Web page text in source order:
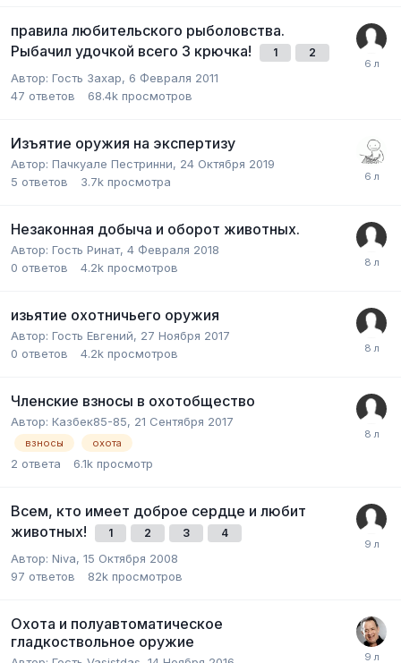
правила любительского рыболовства.
Рыбачил удочкой всего 3 крючка!
1 2
Автор: Гость Захар, 6 Февраля 2011
47 ответов 68.4k просмотров
Изъятие оружия на экспертизу
Автор: Пачкуале Пестринни, 24 Октября 2019
5 ответов 3.7k просмотра
Незаконная добыча и оборот животных.
Автор: Гость Ринат, 4 Февраля 2018
0 ответов 4.2k просмотров
изьятие охотничьего оружия
Автор: Гость Евгений, 27 Ноября 2017
0 ответов 4.2k просмотров
Членские взносы в охотобщество
Автор: Казбек85-85, 21 Сентября 2017
взносы охота
2 ответа 6.1k просмотр
Всем, кто имеет доброе сердце и любит
животных!
1 2 3 4
Автор: Niva, 15 Октября 2008
97 ответов 82k просмотров
Охота и полуавтоматическое
гладкоствольное оружие